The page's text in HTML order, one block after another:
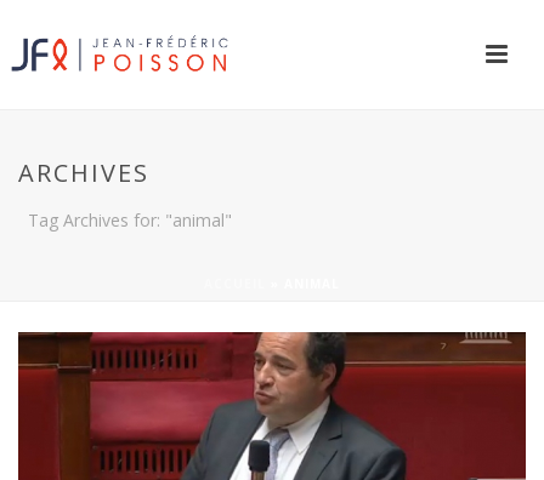
ARCHIVES
Tag Archives for: "animal"